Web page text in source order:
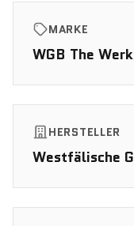
MARKE
WGB The
HERSTELLER
Westfälische